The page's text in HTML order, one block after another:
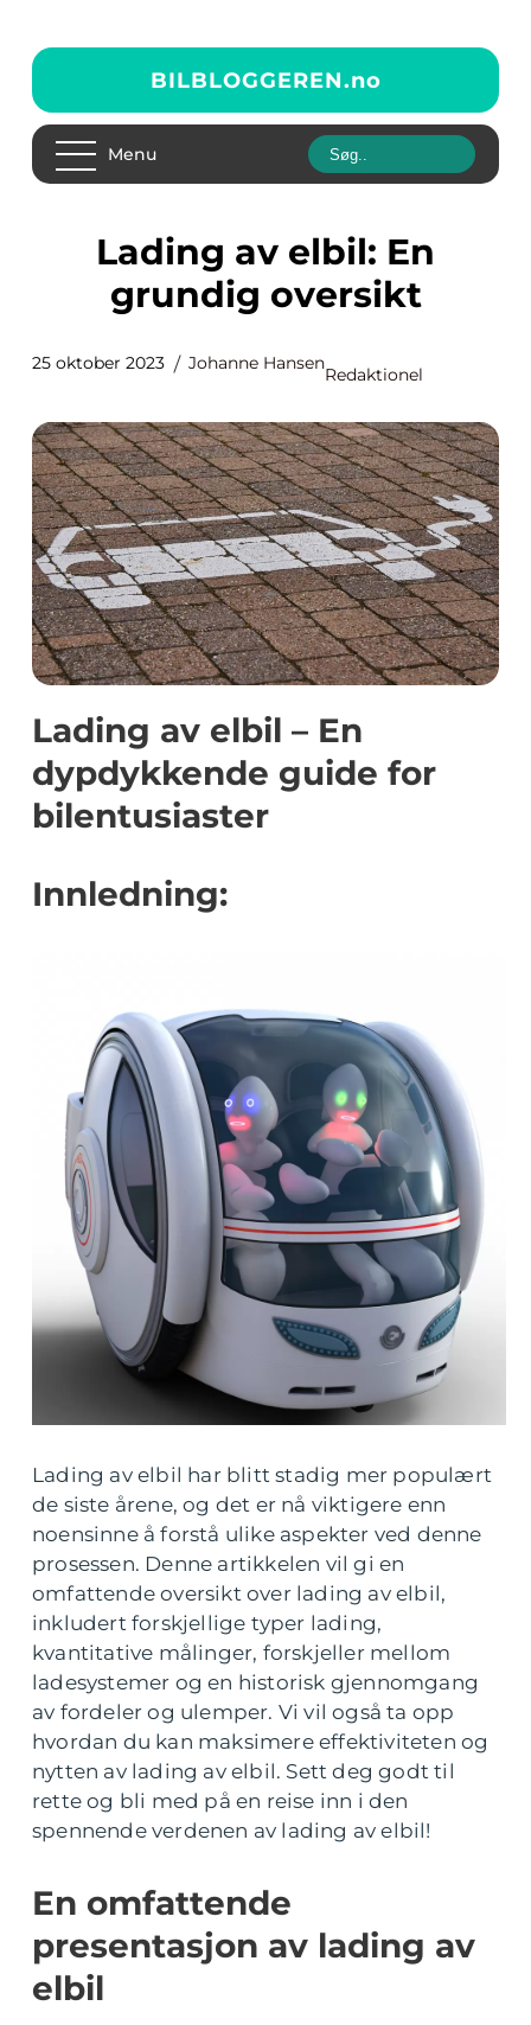
BILBLOGGEREN.no
Menu
Lading av elbil: En
grundig oversikt
25 oktober 2023 Johanne Hansen
Redaktionel
Lading av elbil – En
dypdykkende guide for
bilentusiaster
Innledning:
Lading av elbil har blitt stadig mer populært
de siste årene, og det er nå viktigere enn
noensinne å forstå ulike aspekter ved denne
prosessen. Denne artikkelen vil gi en
omfattende oversikt over lading av elbil,
inkludert forskjellige typer lading,
kvantitative målinger, forskjeller mellom
ladesystemer og en historisk gjennomgang
av fordeler og ulemper. Vi vil også ta opp
hvordan du kan maksimere effektiviteten og
nytten av lading av elbil. Sett deg godt til
rette og bli med på en reise inn i den
spennende verdenen av lading av elbil!
En omfattende
presentasjon av lading av
elbil